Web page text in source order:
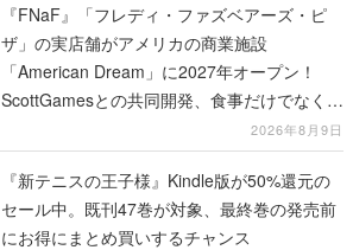
『FNaF』「フレディ・ファズベアーズ・ピ
ザ」の実店舗がアメリカの商業施設
「American Dream」に2027年オープン！
ScottGamesとの共同開発、食事だけでなくス
テージショーや没入型のホラー体験も楽しめ
る
2026年8月9日
『新テニスの王子様』Kindle版が50%還元の
セール中。既刊47巻が対象、最終巻の発売前
にお得にまとめ買いするチャンス